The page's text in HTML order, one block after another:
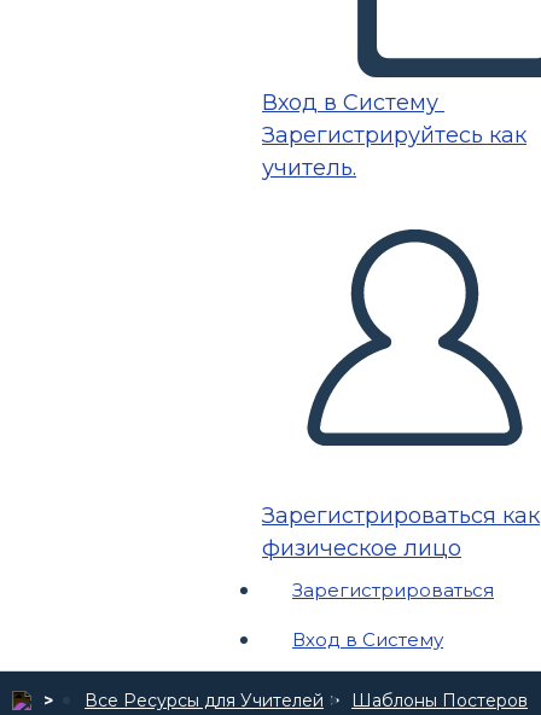
Вход в Систему
Зарегистрируйтесь как
учитель.
Зарегистрироваться как
физическое лицо
Зарегистрироваться
Вход в Систему
Все Ресурсы для Учителей Шаблоны Постеров